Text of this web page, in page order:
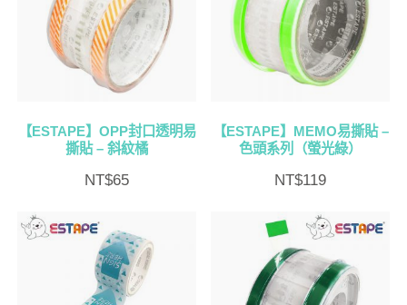
【ESTAPE】OPP封口透明易
撕貼 – 斜紋橘
NT$65
【ESTAPE】MEMO易撕貼 –
色頭系列（螢光綠）
NT$119